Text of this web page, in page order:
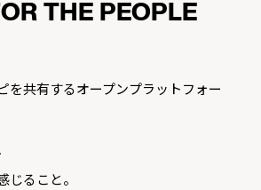
THE PEOPLE
を共有するオープンプラットフォー
じること。